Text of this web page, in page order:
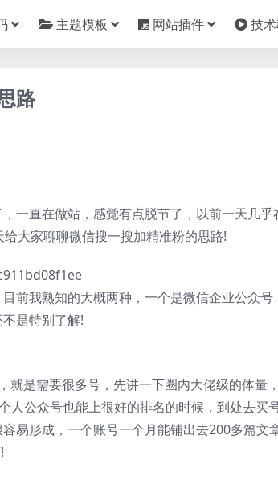
主题模板 网站插件 技
路
一直在做站，感觉有点脱节了，以前一天几乎
大家聊聊微信搜一搜加精准粉的思路!
前我熟知的大概两种，一个是微信企业公众号
是特别了解!
就是需要很多号，先讲一下圈内大佬级的体量
人公众号也能上很好的排名的时候，到处去买
易形成，一个账号一个月能铺出去200多篇文